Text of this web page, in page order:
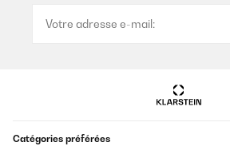
Catégories préférées